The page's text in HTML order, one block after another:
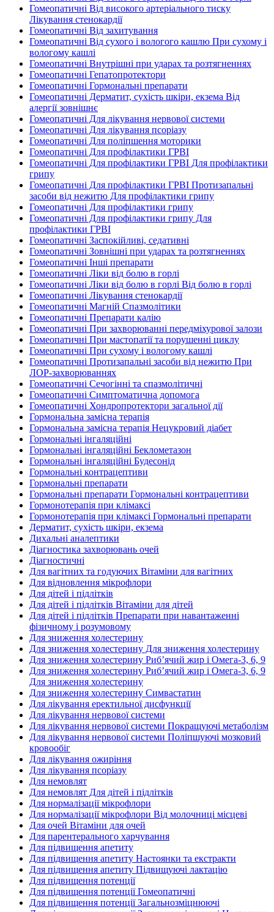
Гомеопатичні Від високого артеріального тиску
Лікування стенокардії
Гомеопатичні Від захитування
Гомеопатичні Від сухого і вологого кашлю При сухому і
вологому кашлі
Гомеопатичні Внутрішні при ударах та розтягненнях
Гомеопатичні Гепатопротектори
Гомеопатичні Гормональні препарати
Гомеопатичні Дерматит, сухість шкіри, екзема Від
алергії зовнішнє
Гомеопатичні Для лікування нервової системи
Гомеопатичні Для лікування псоріазу
Гомеопатичні Для поліпшення моторики
Гомеопатичні Для профілактики ГРВІ
Гомеопатичні Для профілактики ГРВІ Для профілактики
грипу
Гомеопатичні Для профілактики ГРВІ Протизапальні
засоби від нежитю Для профілактики грипу
Гомеопатичні Для профілактики грипу
Гомеопатичні Для профілактики грипу Для
профілактики ГРВІ
Гомеопатичні Заспокійливі, седативні
Гомеопатичні Зовнішні при ударах та розтягненнях
Гомеопатичні Інші препарати
Гомеопатичні Ліки від болю в горлі
Гомеопатичні Ліки від болю в горлі Від болю в горлі
Гомеопатичні Лікування стенокардії
Гомеопатичні Магній Спазмолітики
Гомеопатичні Препарати калію
Гомеопатичні При захворюванні передміхурової залози
Гомеопатичні При мастопатії та порушенні циклу
Гомеопатичні При сухому і вологому кашлі
Гомеопатичні Протизапальні засоби від нежитю При
ЛОР-захворюваннях
Гомеопатичні Сечогінні та спазмолітичні
Гомеопатичні Симптоматична допомога
Гомеопатичні Хондропротектори загальної дії
Гормональна замісна терапія
Гормональна замісна терапія Нецукровий діабет
Гормональні інгаляційні
Гормональні інгаляційні Беклометазон
Гормональні інгаляційні Будесонід
Гормональні контрацептиви
Гормональні препарати
Гормональні препарати Гормональні контрацептиви
Гормонотерапія при клімаксі
Гормонотерапія при клімаксі Гормональні препарати
Дерматит, сухість шкіри, екзема
Дихальні аналептики
Діагностика захворювань очей
Діагностичні
Для вагітних та годуючих Вітаміни для вагітних
Для відновлення мікрофлори
Для дітей і підлітків
Для дітей і підлітків Вітаміни для дітей
Для дітей і підлітків Препарати при навантаженні
фізичному і розумовому
Для зниження холестерину
Для зниження холестерину Для зниження холестерину
Для зниження холестерину Риб’ячий жир і Омега-3, 6, 9
Для зниження холестерину Риб’ячий жир і Омега-3, 6, 9
Для зниження холестерину
Для зниження холестерину Симвастатин
Для лікування еректильної дисфункції
Для лікування нервової системи
Для лікування нервової системи Покращуючі метаболізм
Для лікування нервової системи Поліпшуючі мозковий
кровообіг
Для лікування ожиріння
Для лікування псоріазу
Для немовлят
Для немовлят Для дітей і підлітків
Для нормалізації мікрофлори
Для нормалізації мікрофлори Від молочниці місцеві
Для очей Вітаміни для очей
Для парентерального харчування
Для підвищення апетиту
Для підвищення апетиту Настоянки та екстракти
Для підвищення апетиту Підвищуючі лактацію
Для підвищення потенції
Для підвищення потенції Гомеопатичні
Для підвищення потенції Загальнозміцнюючі